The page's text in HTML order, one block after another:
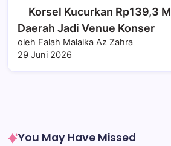
Korsel Kucurkan Rp139,3
Daerah Jadi Venue Konser
oleh Falah Malaika Az Zahra
29 Juni 2026
You May Have Missed